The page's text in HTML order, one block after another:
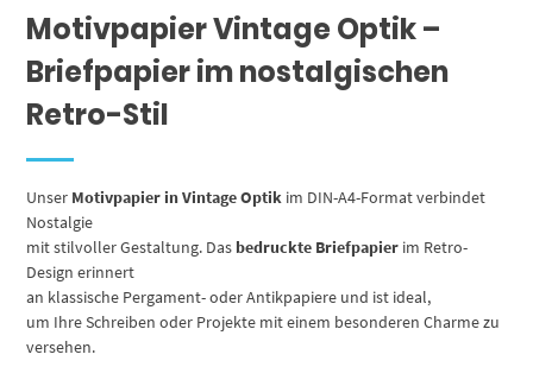
Motivpapier Vintage Optik –
Briefpapier im nostalgischen
Retro-Stil
Unser Motivpapier in Vintage Optik im DIN-A4-Format verbindet
Nostalgie
mit stilvoller Gestaltung. Das bedruckte Briefpapier im Retro-
Design erinnert
an klassische Pergament- oder Antikpapiere und ist ideal,
um Ihre Schreiben oder Projekte mit einem besonderen Charme zu
versehen.